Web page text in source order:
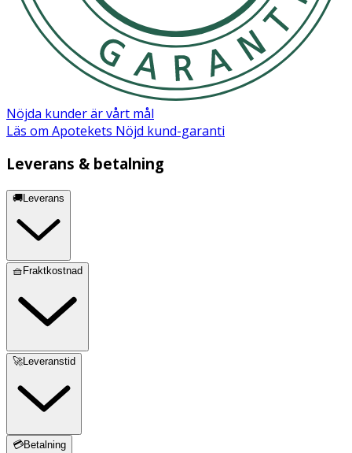
Nöjda kunder är vårt mål
Läs om Apotekets Nöjd kund-garanti
Leverans & betalning
🚚Leverans
🧺Fraktkostnad
🚀Leveranstid
💳Betalning